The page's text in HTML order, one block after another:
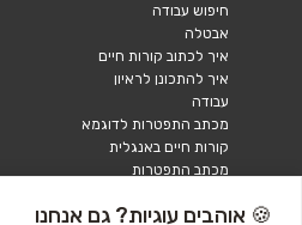
חיפוש עבודה
אבטלה
איך לכתוב קורות חיים
איך להתכונן לראיון
עבודה
מכתב התפטרות לדוגמא
קורות חיים באנגלית
מכתב התפטרות
🍪 אוהבים עוגיות? גם אנחנו